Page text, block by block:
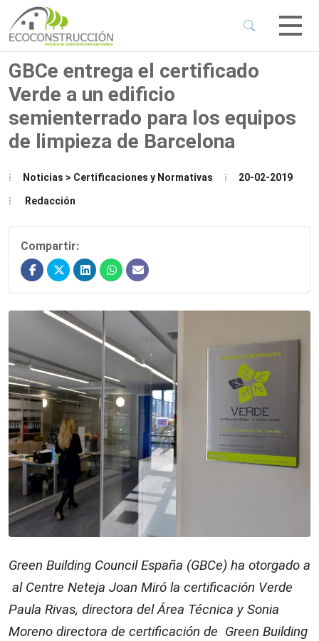
Menu
Menu
Menu
GBCe entrega el certificado
Verde a un edificio
semienterrado para los equipos
de limpieza de Barcelona
Noticias > Certificaciones y Normativas 20-02-2019
Redacción
Compartir:
Green Building Council España (GBCe) ha otorgado a
al Centre Neteja Joan Miró la certificación Verde
Paula Rivas, directora del Área Técnica y Sonia
Moreno directora de certificación de Green Building